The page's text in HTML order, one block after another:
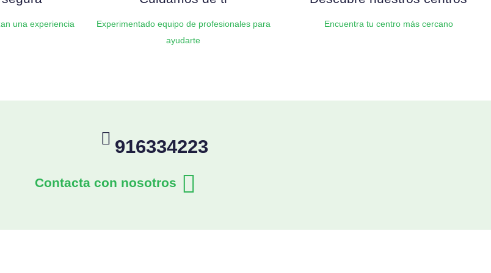
una experiencia
Experimentado equipo de profesionales para
ayudarte
Encuentra tu centro más cercano
916334223
Contacta con nosotros